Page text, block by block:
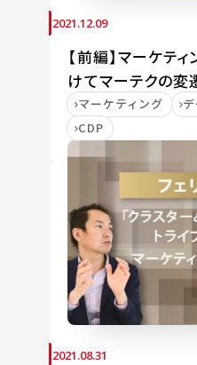
2021.12.09
【前編】マーケテ
けてマーテクの
マーケティング
CDP
2021.08.31